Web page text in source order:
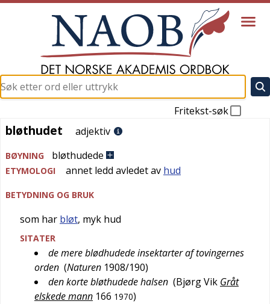
Fritekst-søk
bløthudet
bløthudet adjektiv
BØYNING bløthudede
ETYMOLOGI annet ledd avledet av hud
BETYDNING OG BRUK
som har bløt, myk hud
SITATER
de mere blødhudede insektarter af tovingernes
orden (Naturen 1908/190)
den korte bløthudede halsen (Bjørg Vik Gråt
elskede mann 166 1970)